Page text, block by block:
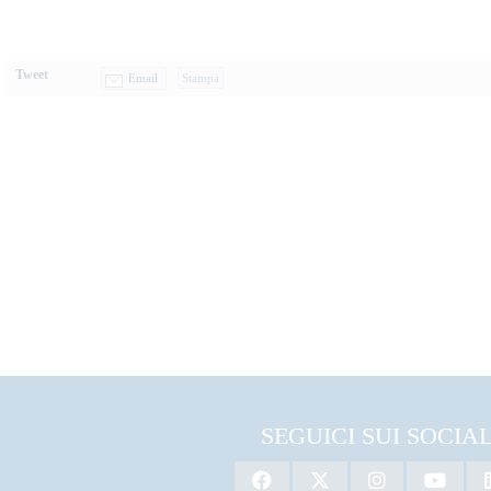
Tweet Email
SEGUICI SUI